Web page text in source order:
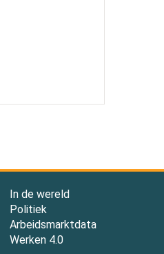
In de wereld
Politiek
Arbeidsmarktdata
Werken 4.0